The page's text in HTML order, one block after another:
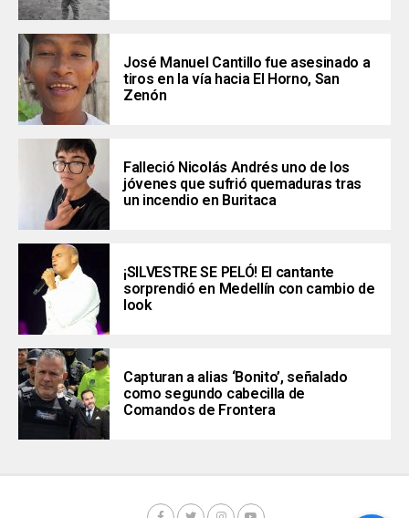
José Manuel Cantillo fue asesinado a
tiros en la vía hacia El Horno, San
Zenón
Falleció Nicolás Andrés uno de los
jóvenes que sufrió quemaduras tras
un incendio en Buritaca
¡SILVESTRE SE PELÓ! El cantante
sorprendió en Medellín con cambio de
look
Capturan a alias ‘Bonito’, señalado
como segundo cabecilla de
Comandos de Frontera